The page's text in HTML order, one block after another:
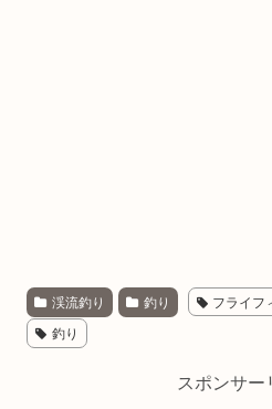
渓流釣り 釣り フライフ
釣り
スポンサー